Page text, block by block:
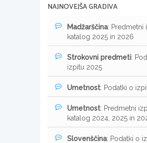
NAJNOVEJŠA GRADIVA
Madžarščina: Predmetni
katalog 2025 in 2026
Strokovni predmeti:
izpitu 2025
Umetnost: Podatki o
Umetnost: Predmetni
katalog 2024, 2025 in
Slovenščina: Podatki o